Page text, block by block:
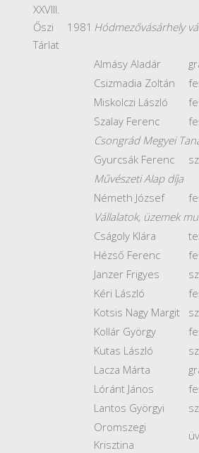
XXVIII.
Őszi
Tárlat
1981 Hódmezővásárhely
Almásy Aladár
Csizmadia Zoltán
Miskolczi László
Szalay Ferenc
Csongrád Megyei
Gyurcsák Ferenc
Művészeti Alap díja
Németh József
Vállalatok, üzemek
Cságoly Klára
Hézső Ferenc
Janzer Frigyes
Kéri László
Kotsis Nagy Margit
Kollár György
Kutas László
Lacza Márta
Lóránt János
Lantos Györgyi
Oromszegi
Krisztina